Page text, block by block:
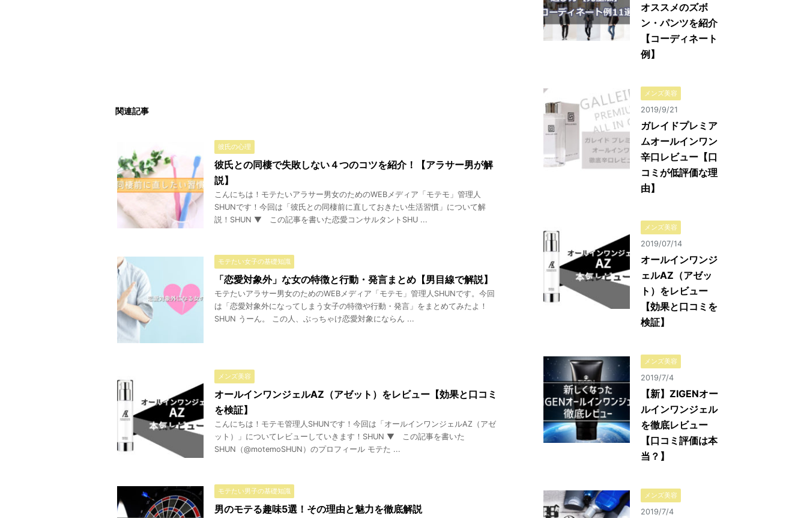
関連記事
彼氏の心理
彼氏との同棲で失敗しない４つのコツを紹介！【アラサー男が解
説】
こんにちは！モテたいアラサー男女のためのWEBメディア「モテモ」管理人
SHUNです！今回は「彼氏との同棲前に直しておきたい生活習慣」について解
説！SHUN ▼ この記事を書いた恋愛コンサルタントSHU ...
モテたい女子の基礎知識
「恋愛対象外」な女の特徴と行動・発言まとめ【男目線で解説】
モテたいアラサー男女のためのWEBメディア「モテモ」管理人SHUNです。今回
は「恋愛対象外になってしまう女子の特徴や行動・発言」をまとめてみたよ！
SHUN うーん。 この人、ぶっちゃけ恋愛対象にならん ...
メンズ美容
オールインワンジェルAZ（アゼット）をレビュー【効果と口コミ
を検証】
こんにちは！モテモ管理人SHUNです！今回は「オールインワンジェルAZ（アゼ
ット）」についてレビューしていきます！SHUN ▼ この記事を書いた
SHUN（@motemoSHUN）のプロフィール モテた ...
モテたい男子の基礎知識
男のモテる趣味5選！その理由と魅力を徹底解説
オススメのズボ
ン・パンツを紹介
【コーディネート
例】
メンズ美容
2019/9/21
ガレイドプレミア
ムオールインワン
辛口レビュー【口
コミが低評価な理
由】
メンズ美容
2019/07/14
オールインワンジ
ェルAZ（アゼッ
ト）をレビュー
【効果と口コミを
検証】
メンズ美容
2019/7/4
【新】ZIGENオー
ルインワンジェル
を徹底レビュー
【口コミ評価は本
当？】
メンズ美容
2019/7/4